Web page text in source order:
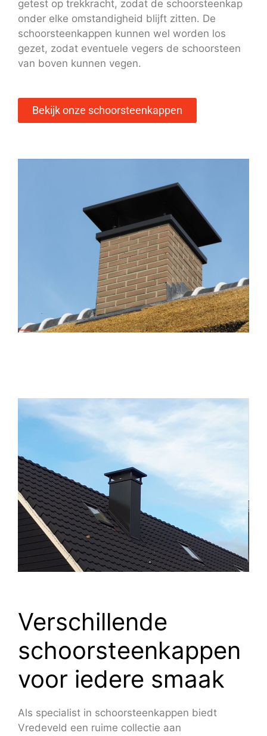
getest op trekkracht, zodat de schoorsteenkap
onder elke omstandigheid blijft zitten. De
schoorsteenkappen kunnen wel worden los
gezet, zodat eventuele vegers de schoorsteen
van boven kunnen vegen.
Bekijk onze schoorsteenkappen
Verschillende
schoorsteenkappen
voor iedere smaak
Als specialist in schoorsteenkappen biedt
Vredeveld een ruime collectie aan